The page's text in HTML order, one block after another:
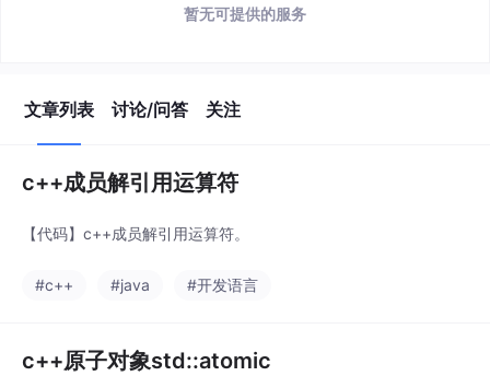
暂无可提供的服务
文章列表 讨论/问答 关注
c++成员解引用运算符
【代码】c++成员解引用运算符。
#c++ #java #开发语言
c++原子对象std::atomic